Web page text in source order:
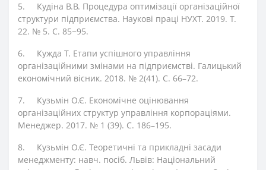
5.
Кудіна В.В. Процедура оптимізації організаційної
структури підприємства. Наукові праці НУХТ. 2019. Т.
22. № 5. С. 85−95.
6.
Кужда Т. Етапи успішного управління
організаційними змінами на підприємстві. Галицький
економічний вісник. 2018. № 2(41). C. 66–72.
7.
Кузьмін О.Є. Економічне оцінювання
організаційних структур управління корпораціями.
Менеджер. 2017. № 1 (39). С. 186–195.
8.
Кузьмін О.Є. Теоретичні та прикладні засади
менеджменту: навч. посіб. Львів: Національний